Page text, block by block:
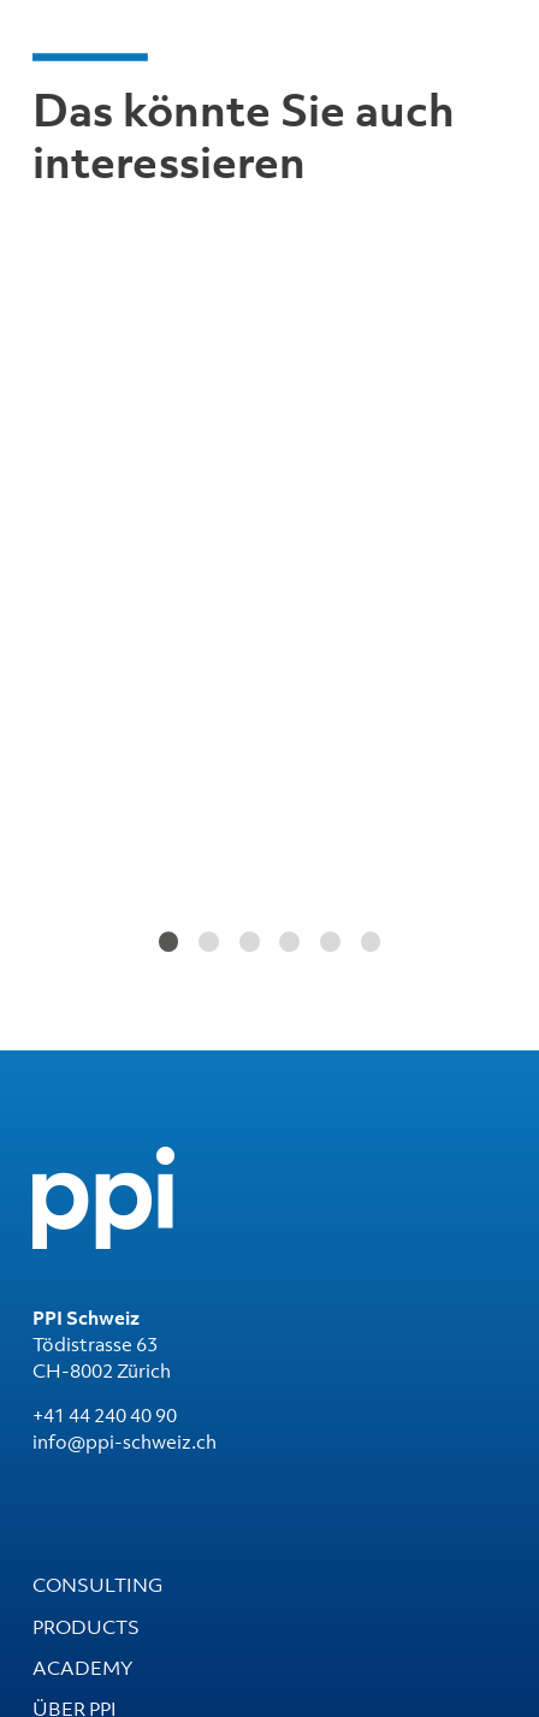
Das könnte Sie auch
interessieren
PPI Schweiz
Tödistrasse 63
CH-8002 Zürich
+41 44 240 40 90
info@ppi-schweiz.ch
CONSULTING
PRODUCTS
ACADEMY
ÜBER PPI